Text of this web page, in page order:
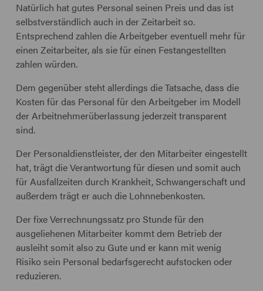
Natürlich hat gutes Personal seinen Preis und das ist
selbstverständlich auch in der Zeitarbeit so.
Entsprechend zahlen die Arbeitgeber eventuell mehr für
einen Zeitarbeiter, als sie für einen Festangestellten
zahlen würden.
Dem gegenüber steht allerdings die Tatsache, dass die
Kosten für das Personal für den Arbeitgeber im Modell
der Arbeitnehmerüberlassung jederzeit transparent
sind.
Der Personaldienstleister, der den Mitarbeiter eingestellt
hat, trägt die Verantwortung für diesen und somit auch
für Ausfallzeiten durch Krankheit, Schwangerschaft und
außerdem trägt er auch die Lohnnebenkosten.
Der fixe Verrechnungssatz pro Stunde für den
ausgeliehenen Mitarbeiter kommt dem Betrieb der
ausleiht somit also zu Gute und er kann mit wenig
Risiko sein Personal bedarfsgerecht aufstocken oder
reduzieren.